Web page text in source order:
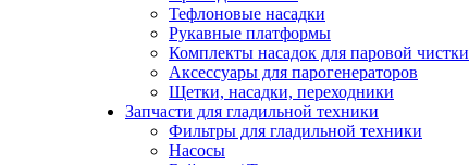
Тефлоновые насадки
Рукавные платформы
Комплекты насадок для паровой чистки
Аксессуары для парогенераторов
Щетки, насадки, переходники
Запчасти для гладильной техники
Фильтры для гладильной техники
Насосы